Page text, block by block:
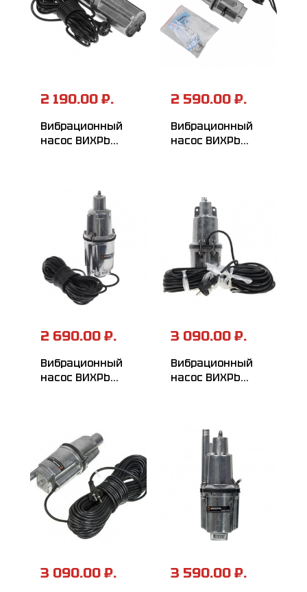
2 190.00 ₽.
Вибрационный
насос ВИХРЬ
2 590.00 ₽.
Вибрационный
насос ВИХРЬ
2 690.00 ₽.
Вибрационный
насос ВИХРЬ
3 090.00 ₽.
Вибрационный
насос ВИХРЬ
3 090.00 ₽. 3 590.00 ₽.